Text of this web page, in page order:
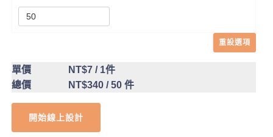
重設選項
單價 NT$7/ 1件
總價
NT$340/ 50 件
開始線上設計